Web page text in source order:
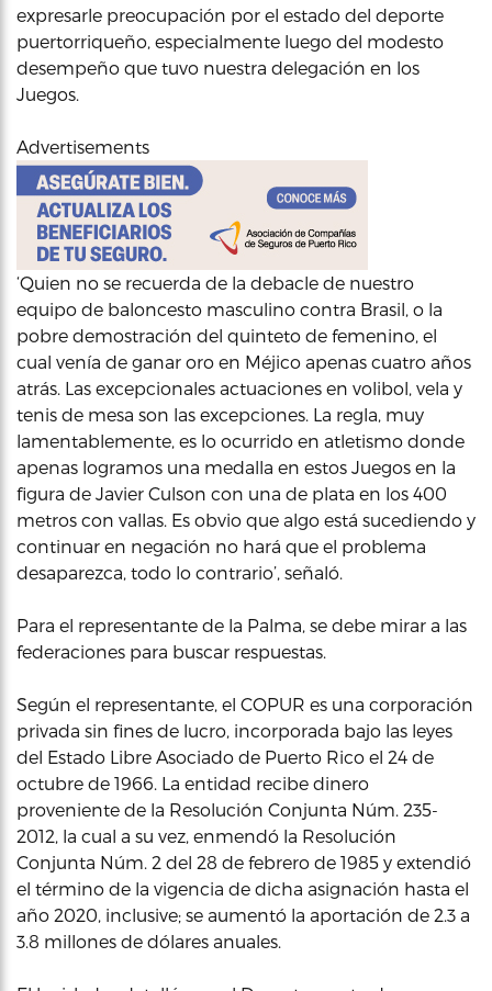
expresarle preocupación por el estado del deporte
puertorriqueño, especialmente luego del modesto
desempeño que tuvo nuestra delegación en los
Juegos.
Advertisements
‘Quien no se recuerda de la debacle de nuestro
equipo de baloncesto masculino contra Brasil, o la
pobre demostración del quinteto de femenino, el
cual venía de ganar oro en Méjico apenas cuatro años
atrás. Las excepcionales actuaciones en volibol, vela y
tenis de mesa son las excepciones. La regla, muy
lamentablemente, es lo ocurrido en atletismo donde
apenas logramos una medalla en estos Juegos en la
figura de Javier Culson con una de plata en los 400
metros con vallas. Es obvio que algo está sucediendo y
continuar en negación no hará que el problema
desaparezca, todo lo contrario’, señaló.
Para el representante de la Palma, se debe mirar a las
federaciones para buscar respuestas.
Según el representante, el COPUR es una corporación
privada sin fines de lucro, incorporada bajo las leyes
del Estado Libre Asociado de Puerto Rico el 24 de
octubre de 1966. La entidad recibe dinero
proveniente de la Resolución Conjunta Núm. 235-
2012, la cual a su vez, enmendó la Resolución
Conjunta Núm. 2 del 28 de febrero de 1985 y extendió
el término de la vigencia de dicha asignación hasta el
año 2020, inclusive; se aumentó la aportación de 2.3 a
3.8 millones de dólares anuales.